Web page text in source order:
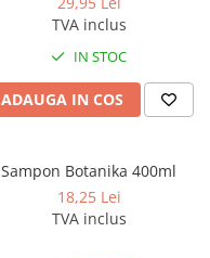
TVA inclus
IN STOC
ADAUGA IN COS
Sampon Botanika 400ml
18,25 Lei
TVA inclus